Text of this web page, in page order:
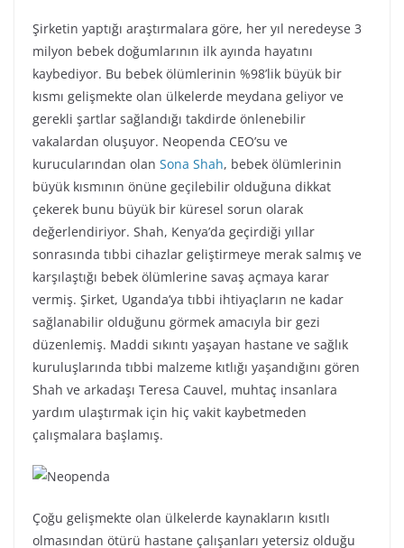
Şirketin yaptığı araştırmalara göre, her yıl neredeyse 3
milyon bebek doğumlarının ilk ayında hayatını
kaybediyor. Bu bebek ölümlerinin %98’lik büyük bir
kısmı gelişmekte olan ülkelerde meydana geliyor ve
gerekli şartlar sağlandığı takdirde önlenebilir
vakalardan oluşuyor. Neopenda CEO’su ve
kurucularından olan Sona Shah, bebek ölümlerinin
büyük kısmının önüne geçilebilir olduğuna dikkat
çekerek bunu büyük bir küresel sorun olarak
değerlendiriyor. Shah, Kenya’da geçirdiği yıllar
sonrasında tıbbi cihazlar geliştirmeye merak salmış ve
karşılaştığı bebek ölümlerine savaş açmaya karar
vermiş. Şirket, Uganda’ya tıbbi ihtiyaçların ne kadar
sağlanabilir olduğunu görmek amacıyla bir gezi
düzenlemiş. Maddi sıkıntı yaşayan hastane ve sağlık
kuruluşlarında tıbbi malzeme kıtlığı yaşandığını gören
Shah ve arkadaşı Teresa Cauvel, muhtaç insanlara
yardım ulaştırmak için hiç vakit kaybetmeden
çalışmalara başlamış.
Çoğu gelişmekte olan ülkelerde kaynakların kısıtlı
olmasından ötürü hastane çalışanları yetersiz olduğu